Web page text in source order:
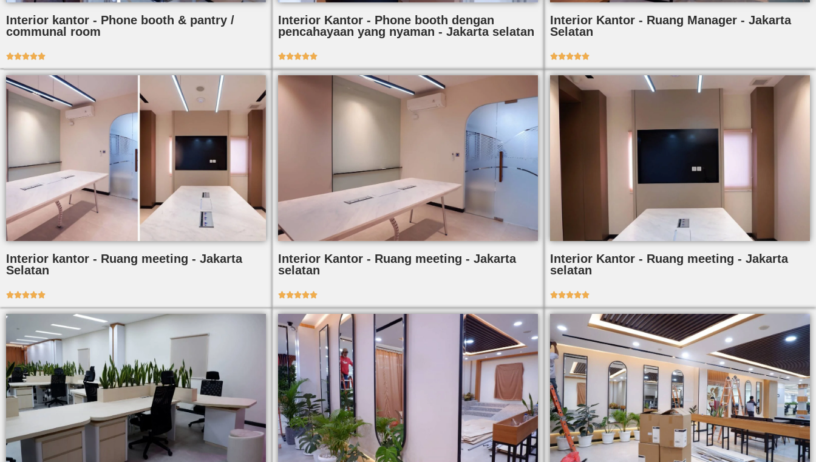
Interior kantor - Phone booth & pantry /
communal room

Interior Kantor - Phone booth dengan
pencahayaan yang nyaman - Jakarta selatan

Interior Kantor - Ruang Manager - Jakarta
Selatan

Interior kantor - Ruang meeting - Jakarta
Selatan

Interior Kantor - Ruang meeting - Jakarta
selatan

Interior Kantor - Ruang meeting - Jakarta
selatan
